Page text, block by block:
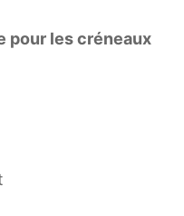
pour les créneaux